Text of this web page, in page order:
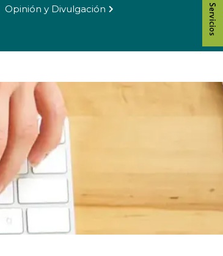
Opinión y Divulgación